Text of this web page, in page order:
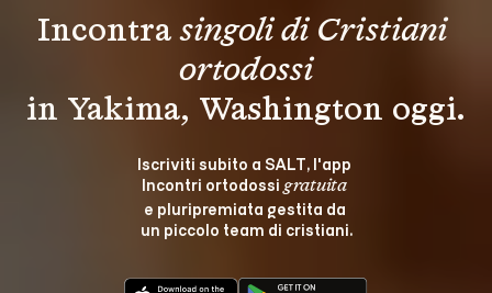
Incontra singoli di Cristiani
ortodossi
in Yakima, Washington oggi.
Iscriviti subito a SALT, l'app
Incontri ortodossi gratuita
e pluripremiata gestita da
un piccolo team di cristiani.